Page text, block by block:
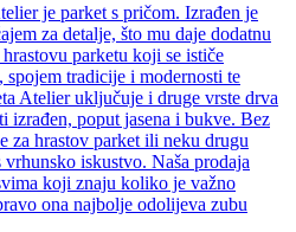
je parket s pričom. Izrađen je
za detalje, što mu daje dodatnu
parketu koji se ističe
spojem tradicije i modernosti te
Atelier uključuje i druge vrste drva
izrađen, poput jasena i bukve. Bez
za hrastov parket ili neku drugu
iskustvo. Naša prodaja
koji znaju koliko je važno
ona najbolje odolijeva zubu